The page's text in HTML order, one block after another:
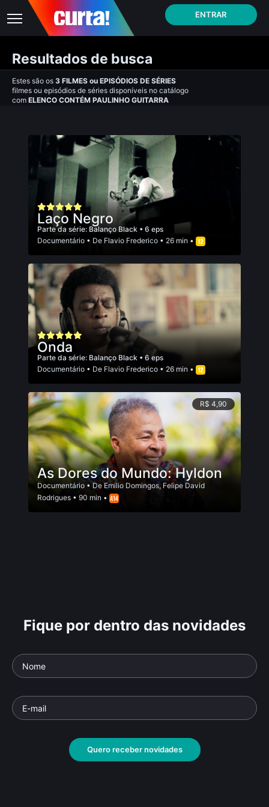
ENTRAR
Resultados de busca
Estes são os 3 FILMES ou EPISÓDIOS DE SÉRIES
filmes ou episódios de séries disponíveis no catálogo
com ELENCO CONTÉM PAULINHO GUITARRA
Laço Negro
Parte da série: Balanço Black • 6 eps
Documentário • De Flavio Frederico • 26 min •
Onda
Parte da série: Balanço Black • 6 eps
Documentário • De Flavio Frederico • 26 min •
R$ 4,90
As Dores do Mundo: Hyldon
Documentário • DeEmilio Domingos, Felipe David
Rodrigues • 90 min •
Fique por dentro das novidades
Quero receber novidades